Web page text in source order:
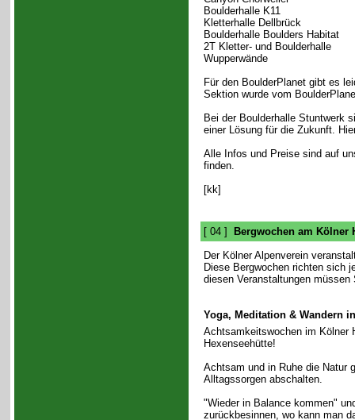
Boulderhalle K11
Kletterhalle Dellbrück
Boulderhalle Boulders Habitat
2T Kletter- und Boulderhalle
Wupperwände
Für den BoulderPlanet gibt es
Sektion wurde vom
Bei der Boulderhalle Stuntwerk
einer Lösung für die Zukunft.
Alle Infos und Preise sind auf
finden.
[kk]
[ 04 ]
Bergwochen am Kölner
Der Kölner Alpenverein
Diese Bergwochen richten sich
diesen Veranstaltungen
Yoga, Meditation & Wandern
Achtsamkeitswochen im Kölner
Hexenseehütte!
Achtsam und in Ruhe die Natur
Alltagssorgen abschalten.
"Wieder in Balance kommen"
zurückbesinnen, wo kann man